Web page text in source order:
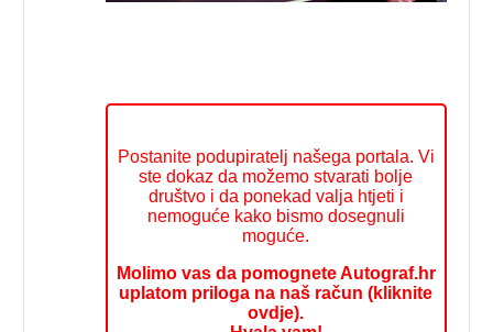
Postanite podupiratelj našega portala. Vi
ste dokaz da možemo stvarati bolje
društvo i da ponekad valja htjeti i
nemoguće kako bismo dosegnuli
moguće.
Molimo vas da pomognete Autograf.hr
uplatom priloga na naš račun (kliknite
ovdje).